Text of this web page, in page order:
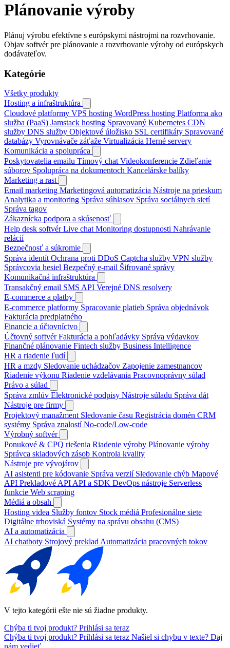
Plánovanie výroby
Plánuj výrobu efektívne s európskymi nástrojmi na rozvrhovanie.
Objav softvér pre plánovanie a rozvrhovanie výroby od európskych
dodávateľov.
Kategórie
Všetky produkty
Hosting a infraštruktúra
Cloudové platformy VPS hosting WordPress hosting Platforma ako
služba (PaaS) Jamstack hosting Spravovaný Kubernetes CDN
služby DNS služby Objektové úložisko SSL certifikáty Spravované
databázy Vyrovnávače záťaže Virtualizácia Herné servery
Komunikácia a spolupráca
Poskytovatelia emailu Tímový chat Videokonferencie Zdieľanie
súborov Spolupráca na dokumentoch Kancelárske balíky
Marketing a rast
Email marketing Marketingová automatizácia Nástroje na prieskum
Analytika a monitoring Správa súhlasov Správa sociálnych sietí
Správa tagov
Zákaznícka podpora a skúsenosť
Help desk softvérLive chat Monitoring dostupnosti Nahrávanie
relácií
Bezpečnosť a súkromie
Správa identít Ochrana proti DDoS Captcha služby VPN služby
Správcovia hesiel Bezpečný e-mail Šifrované správy
Komunikačná infraštruktúra
Transakčný email SMS API Verejné DNS resolvery
E-commerce a platby
E-commerce platformy Spracovanie platieb Správa objednávok
Fakturácia predplatného
Financie a účtovníctvo
Účtovný softvérFakturácia a pohľadávky Správa výdavkov
Finančné plánovanie Fintech služby Business Intelligence
HR a riadenie ľudí
HR a mzdy Sledovanie uchádzačov Zapojenie zamestnancov
Riadenie výkonu Riadenie vzdelávania Pracovnoprávny súlad
Právo a súlad
Správa zmlúv Elektronické podpisy Nástroje súladu Správa dát
Nástroje pre firmy
Projektový manažment Sledovanie času Registrácia domén CRM
systémy Správa znalostíNo-code/Low-code
Výrobný softvér
Ponukové & CPQ riešenia Riadenie výroby Plánovanie výroby
Správca skladových zásob Kontrola kvality
Nástroje pre vývojárov
AI asistenti pre kódovanie Správa verzií Sledovanie chýb Mapové
API Prekladové API API a SDK DevOps nástroje Serverless
funkcie Web scraping
Médiá a obsah
Hosting videa Služby fontov Stock médiá Profesionálne siete
Digitálne trhoviská Systémy na správu obsahu (CMS)
AI a automatizácia
AI chatboty Strojový preklad Automatizácia pracovných tokov
V tejto kategórii ešte nie sú žiadne produkty.
Chýba ti tvoj produkt? Prihlási sa teraz
Chýba ti tvoj produkt? Prihlási sa teraz Našiel si chybu v texte? Daj